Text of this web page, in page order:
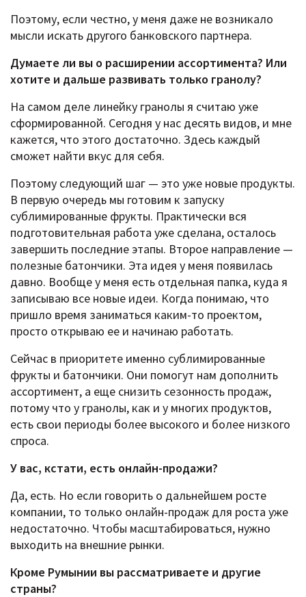
Поэтому, если честно, у меня даже не возникало
мысли искать другого банковского партнера.
Думаете ли вы о расширении ассортимента? Или
хотите и дальше развивать только гранолу?
На самом деле линейку гранолы я считаю уже
сформированной. Сегодня у нас десять видов, и мне
кажется, что этого достаточно. Здесь каждый
сможет найти вкус для себя.
Поэтому следующий шаг — это уже новые продукты.
В первую очередь мы готовим к запуску
сублимированные фрукты. Практически вся
подготовительная работа уже сделана, осталось
завершить последние этапы. Второе направление —
полезные батончики. Эта идея у меня появилась
давно. Вообще у меня есть отдельная папка, куда я
записываю все новые идеи. Когда понимаю, что
пришло время заниматься каким-то проектом,
просто открываю ее и начинаю работать.
Сейчас в приоритете именно сублимированные
фрукты и батончики. Они помогут нам дополнить
ассортимент, а еще снизить сезонность продаж,
потому что у гранолы, как и у многих продуктов,
есть свои периоды более высокого и более низкого
спроса.
У вас, кстати, есть онлайн-продажи?
Да, есть. Но если говорить о дальнейшем росте
компании, то только онлайн-продаж для роста уже
недостаточно. Чтобы масштабироваться, нужно
выходить на внешние рынки.
Кроме Румынии вы рассматриваете и другие
страны?